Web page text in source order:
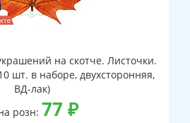
на скотче. Листочки.
шт. в наборе, двухсторонняя,
ВД-лак)
розн: 77 ₽